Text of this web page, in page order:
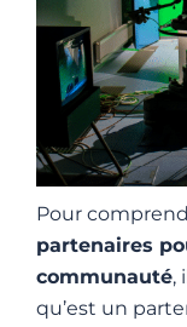
Pour
partenaires
communauté,
qu’est un